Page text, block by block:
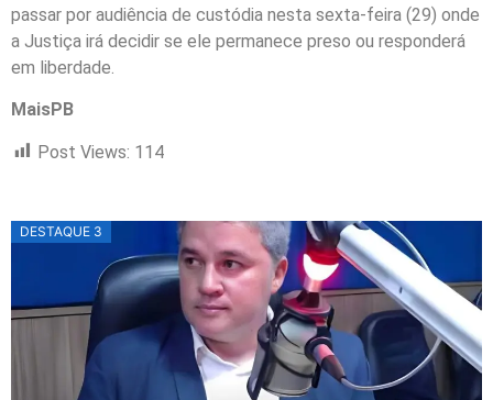
passar por audiência de custódia nesta sexta-feira (29) onde
a Justiça irá decidir se ele permanece preso ou responderá
em liberdade.
MaisPB
Post Views: 114
DESTAQUE 3